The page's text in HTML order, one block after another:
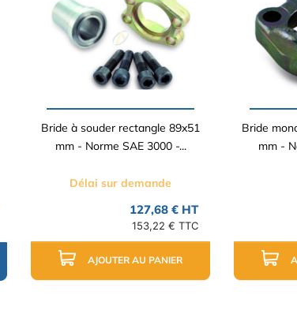
Bride à souder rectangle 89x51
mm - Norme SAE 3000 -...
Délai sur demande
127,68 € HT
153,22 € TTC
AJOUTER AU PANIER
Bride
mm -